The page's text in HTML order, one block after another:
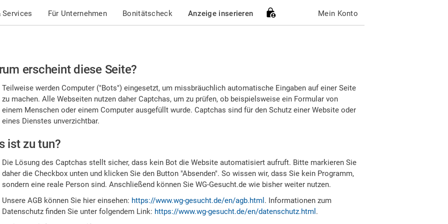
Services Für Unternehmen Bonitätscheck Anzeige inserieren Mein Konto
erscheint diese Seite?
Teilweise werden Computer ("Bots") eingesetzt, um missbräuchlich automatische Eingaben auf einer Seite
zu machen. Alle Webseiten nutzen daher Captchas, um zu prüfen, ob beispielsweise ein Formular von
einem Menschen oder einem Computer ausgefüllt wurde. Captchas sind für den Schutz einer Website oder
eines Dienstes unverzichtbar.
ist zu tun?
Die Lösung des Captchas stellt sicher, dass kein Bot die Website automatisiert aufruft. Bitte markieren Sie
daher die Checkbox unten und klicken Sie den Button "Absenden". So wissen wir, dass Sie kein Programm,
sondern eine reale Person sind. Anschließend können Sie WG-Gesucht.de wie bisher weiter nutzen.
Unsere AGB können Sie hier einsehen: https://www.wg-gesucht.de/en/agb.html . Informationen zum
Datenschutz finden Sie unter folgendem Link: https://www.wg-gesucht.de/en/datenschutz.html .